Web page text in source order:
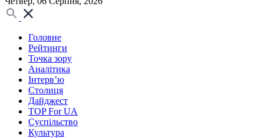
Головне
Рейтинги
Точка зору
Аналітика
Інтерв’ю
Столиця
Дайджест
TOP For UA
Суспiльство
Культура